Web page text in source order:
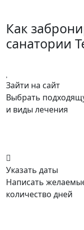
Как
санатории
Зайти на сайт
Выбрать
и виды лечения
Указать даты
Написать
количество дней